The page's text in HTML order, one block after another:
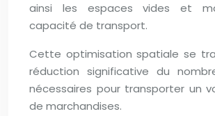
ainsi les espaces vides et
capacité de transport.
Cette optimisation spatiale se
réduction significative du
nécessaires pour transporter un
de marchandises.